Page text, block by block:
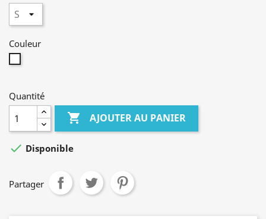
Couleur
Quantité
 AJOUTER AU PANIER
 Disponible
Partager